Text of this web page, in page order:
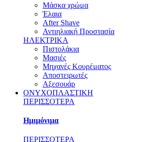
Μάσκα χρώμα
Έλαια
After Shave
Αντιηλιακή Προστασία
ΗΛΕΚΤΡΙΚΑ
Πιστολάκια
Μασιές
Μηχανές Κουρέματος
Αποστειρωτές
Αξεσουάρ
ΟΝΥΧΟΠΛΑΣΤΙΚΗ
ΠΕΡΙΣΣΟΤΕΡΑ
Ημιμόνιμα
ΠΕΡΙΣΣΟΤΕΡΑ